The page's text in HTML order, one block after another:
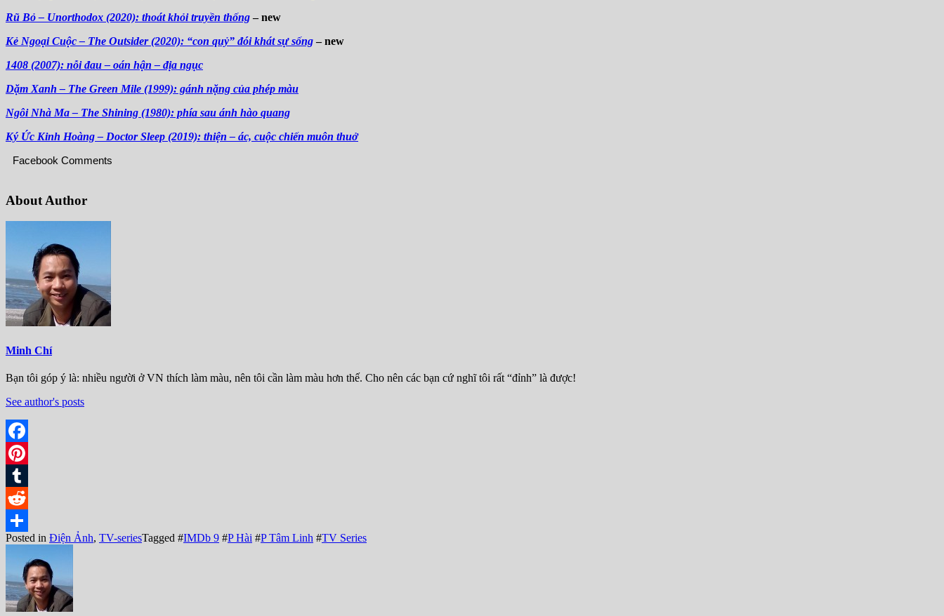
Rũ Bỏ – Unorthodox (2020): thoát khỏi truyền thống – new
Kẻ Ngoại Cuộc – The Outsider (2020): “con quỷ” đói khát sự sống – new
1408 (2007): nỗi đau – oán hận – địa ngục
Dặm Xanh – The Green Mile (1999): gánh nặng của phép màu
Ngôi Nhà Ma – The Shining (1980): phía sau ánh hào quang
Ký Ức Kinh Hoàng – Doctor Sleep (2019): thiện – ác, cuộc chiến muôn thuở
Facebook Comments
About Author
Minh Chí
Bạn tôi góp ý là: nhiều người ở VN thích làm màu, nên tôi cần làm màu hơn thế. Cho nên các bạn cứ nghĩ tôi rất “đỉnh” là được!
See author's posts
Facebook
Pinterest
Tumblr
Reddit
Share
Posted in Điện Ảnh, TV-seriesTagged #IMDb 9 #P Hài #P Tâm Linh #TV Series